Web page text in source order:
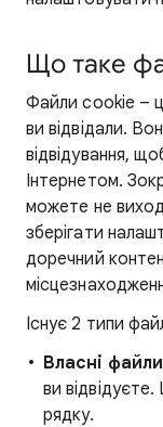
Що таке
Файли cookie –
ви відвідали.
відвідування,
Інтернетом.
можете не
зберігати
доречний
Існує 2 типи
Власні
ви
рядку.